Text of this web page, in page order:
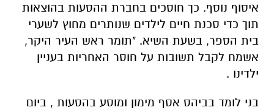
איסוף נוסף. כך חוסכים בחברת ההסעות בהוצאות
תוך כדי סכנת חיים לילדים שנותרים מחוץ לשערי
בית הספר, בשעת השיא. "תומר ראש העיר היקר,
אשמח לקבל תשובות על חוסר האחריות בעניין
ילדינו .
בני לומד בביהס אסף מימון ומוסע בהסעות , ביום